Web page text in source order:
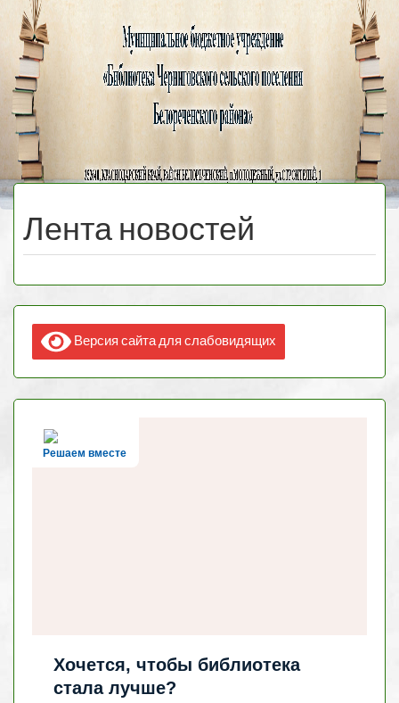
Черниговская
библиотека
МЕНЮ
Лента новостей
Версия сайта для слабовидящих
Решаем вместе
Хочется, чтобы библиотека
стала лучше?